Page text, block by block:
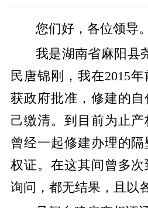
您们好，各位领导。
我是湖南省麻阳县
民唐锦刚，我在2015
获政府批准，修建的
己缴清。到目前为止产
曾经一起修建办理的
权证。在这其间曾多
询问，都无结果，且以